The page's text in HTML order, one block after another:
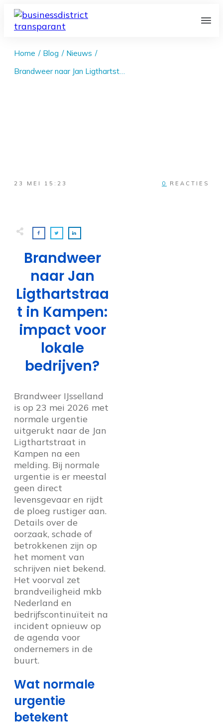
Home / Blog / Nieuws /
Brandweer naar Jan Ligthartstraat in Kampen: impact voor lokale bedrijven?
23 MEI 15:23 0 REACTIES
Brandweer
naar Jan
Ligthartstraa
t in Kampen:
impact voor
lokale
bedrijven?
Brandweer IJsselland
is op 23 mei 2026 met
normale urgentie
uitgerukt naar de Jan
Ligthartstraat in
Kampen na een
melding. Bij normale
urgentie is er meestal
geen direct
levensgevaar en rijdt
de ploeg rustiger aan.
Details over de
oorzaak, schade of
betrokkenen zijn op
het moment van
schrijven niet bekend.
Het voorval zet
brandveiligheid mkb
Nederland en
bedrijfscontinuïteit na
incident opnieuw op
de agenda voor
ondernemers in de
buurt.
Wat normale
urgentie
betekent